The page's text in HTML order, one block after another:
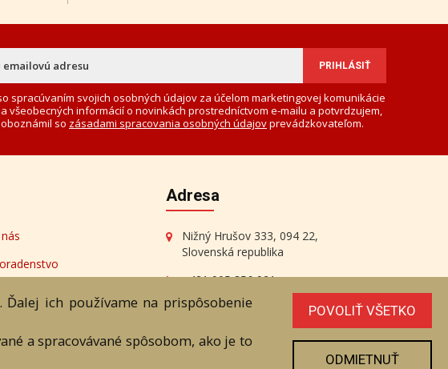
spracúvaním svojich osobných údajov za účelom marketingovej komunikácie
všeobecných informácií o novinkách prostredníctvom e-mailu a potvrdzujem,
so zásadami spracovania osobných údajovprevádzkovateľom.
Adresa
Nižný Hrušov 333, 094 22,
Slovenská republika
+421 905 356 921
+421 905 959 101
Ďalej ich používame na prispôsobenie
a spracovávané spôsobom, ako je to
POVOLIŤ VŠETKO
ODMIETNUŤ